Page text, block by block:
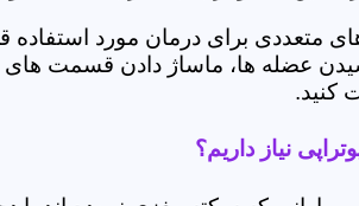
متعددی برای درمان مورد استفاده
عضله ها، ماساژ دادن قسمت های
کنید.
نیاز داریم؟